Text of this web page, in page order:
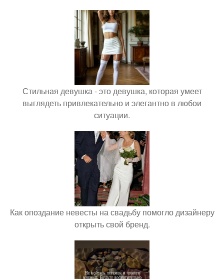
Стильная девушка - это девушка, которая умеет
выглядеть привлекательно и элегантно в любои
ситуации.
Как опоздание невесты на свадьбу помогло дизайнеру
открыть свой бренд.